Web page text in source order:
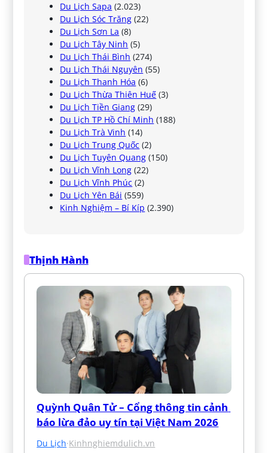
Du Lịch Sapa (2.023)
Du Lịch Sóc Trăng (22)
Du Lịch Sơn La (8)
Du Lịch Tây Ninh (5)
Du Lịch Thái Bình (274)
Du Lịch Thái Nguyên (55)
Du Lịch Thanh Hóa (6)
Du Lịch Thừa Thiên Huế (3)
Du Lịch Tiền Giang (29)
Du Lịch TP Hồ Chí Minh (188)
Du Lịch Trà Vinh (14)
Du Lịch Trung Quốc (2)
Du Lịch Tuyên Quang (150)
Du Lịch Vĩnh Long (22)
Du Lịch Vĩnh Phúc (2)
Du Lịch Yên Bái (559)
Kinh Nghiệm – Bí Kíp (2.390)
Thịnh Hành
Quỳnh Quân Tử – Cổng thông tin cảnh
báo lừa đảo uy tín tại Việt Nam 2026
Du Lịch·Kinhnghiemdulich.vn